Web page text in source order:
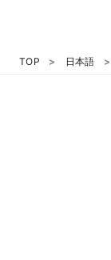
TOP 日本語